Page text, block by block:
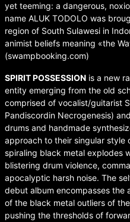
yet teeming: a dangerous,
name ALUK TODOLO was
region of South Sulawesi in
animist beliefs meaning «the
(swampbooking.com)
SPIRIT POSSESSION is a new
entity emerging from the old
comprised of vocalist/guitarist
Pandiscordin Necrogenesis)
drums and handmade
approach to their singular style
spiraling black metal explodes
blistering drum violence,
apocalyptic harsh noise. The
debut album encompasses the
of the black metal outliers of
pushing the thresholds of